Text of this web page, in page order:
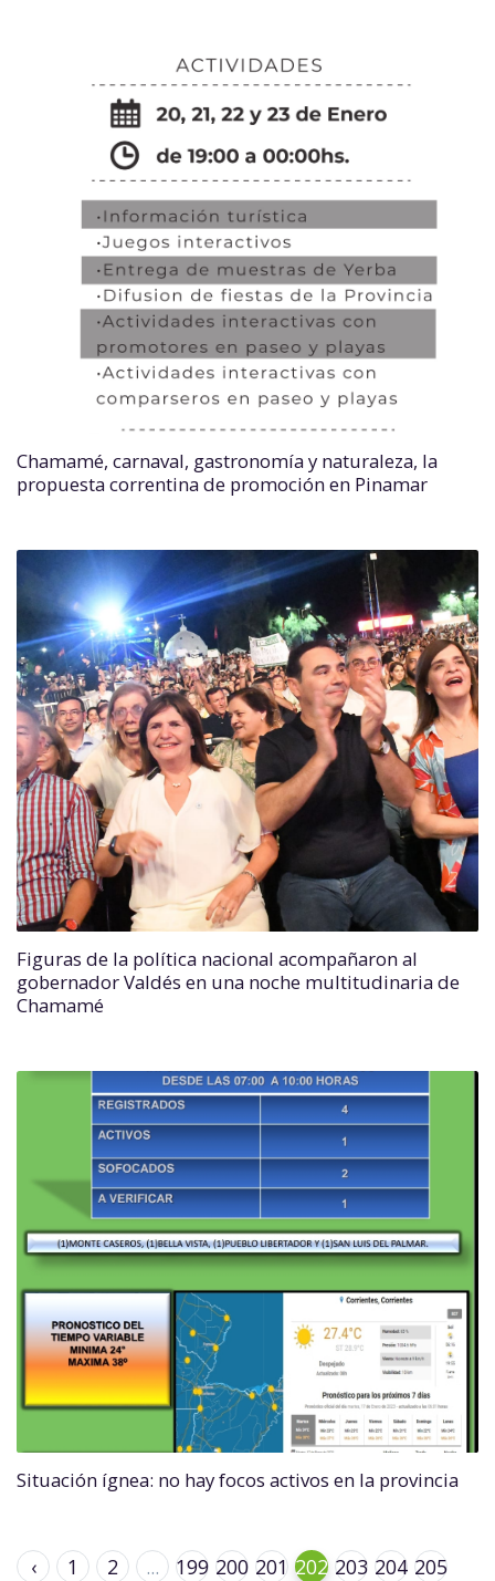
Chamamé, carnaval, gastronomía y naturaleza, la
propuesta correntina de promoción en Pinamar
Figuras de la política nacional acompañaron al
gobernador Valdés en una noche multitudinaria de
Chamamé
Situación ígnea: no hay focos activos en la provincia
‹ 1 2 ... 199 200 201 202 203 204 205